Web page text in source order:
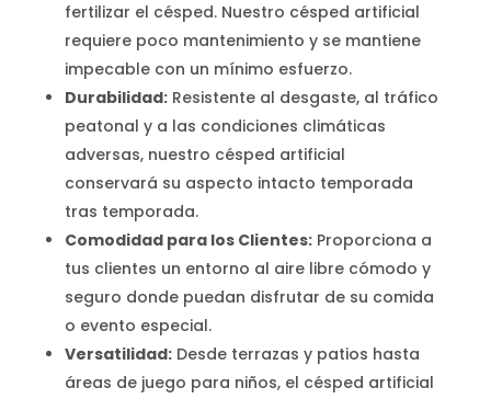
fertilizar el césped. Nuestro césped artificial
requiere poco mantenimiento y se mantiene
impecable con un mínimo esfuerzo.
Durabilidad:Resistente al desgaste, al tráfico
peatonal y a las condiciones climáticas
adversas, nuestro césped artificial
conservará su aspecto intacto temporada
tras temporada.
Comodidad para los Clientes:Proporciona a
tus clientes un entorno al aire libre cómodo y
seguro donde puedan disfrutar de su comida
o evento especial.
Versatilidad:Desde terrazas y patios hasta
áreas de juego para niños, el césped artificial